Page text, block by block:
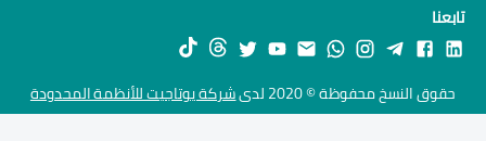
تابعنا
حقوق النسخ محفوظة © 2020 لدى شركة يوتاجيت للأنظمة المحدودة